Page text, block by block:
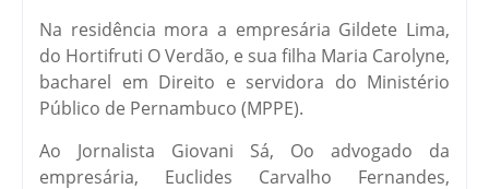
Na residência mora a empresária Gildete Lima,
do Hortifruti O Verdão, e sua filha Maria Carolyne,
bacharel em Direito e servidora do Ministério
Público de Pernambuco (MPPE).
Ao Jornalista Giovani Sá, Oo advogado da
empresária, Euclides Carvalho Fernandes,